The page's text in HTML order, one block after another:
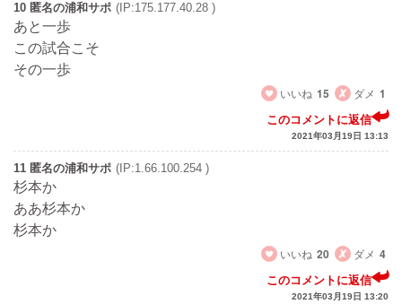
10 匿名の浦和サポ (IP:175.177.40.28 )
あと一歩
この試合こそ
その一歩
いいね 15 ダメ 1
このコメントに返信
2021年03月19日 13:13
11 匿名の浦和サポ (IP:1.66.100.254 )
杉本か
ああ杉本か
杉本か
いいね 20 ダメ 4
このコメントに返信
2021年03月19日 13:20